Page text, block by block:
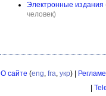
Электронные издания
человек)
О сайте (eng, fra, укр) |